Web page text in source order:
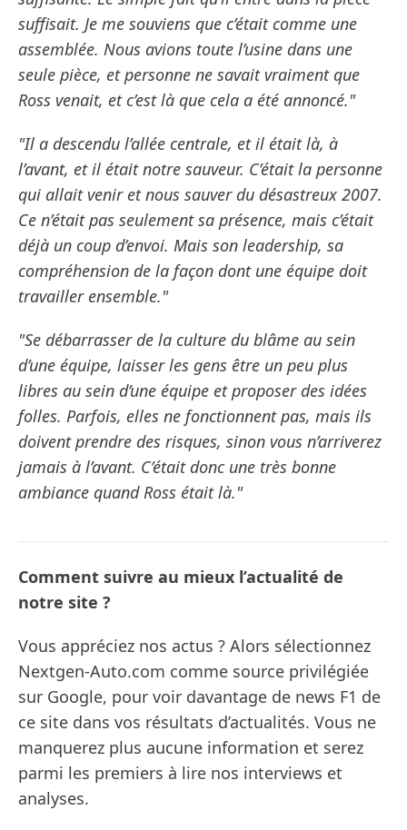
suffisait. Je me souviens que c’était comme une
assemblée. Nous avions toute l’usine dans une
seule pièce, et personne ne savait vraiment que
Ross venait, et c’est là que cela a été annoncé."
"Il a descendu l’allée centrale, et il était là, à
l’avant, et il était notre sauveur. C’était la personne
qui allait venir et nous sauver du désastreux 2007.
Ce n’était pas seulement sa présence, mais c’était
déjà un coup d’envoi. Mais son leadership, sa
compréhension de la façon dont une équipe doit
travailler ensemble."
"Se débarrasser de la culture du blâme au sein
d’une équipe, laisser les gens être un peu plus
libres au sein d’une équipe et proposer des idées
folles. Parfois, elles ne fonctionnent pas, mais ils
doivent prendre des risques, sinon vous n’arriverez
jamais à l’avant. C’était donc une très bonne
ambiance quand Ross était là."
Comment suivre au mieux l’actualité de
notre site ?
Vous appréciez nos actus ? Alors sélectionnez
Nextgen-Auto.com comme source privilégiée
sur Google, pour voir davantage de news F1 de
ce site dans vos résultats d’actualités. Vous ne
manquerez plus aucune information et serez
parmi les premiers à lire nos interviews et
analyses.